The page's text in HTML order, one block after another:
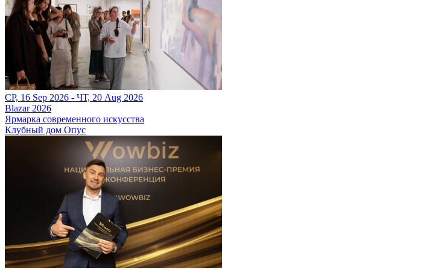
СР, 16 Sep 2026 - ЧТ, 20 Aug 2026
Blazar 2026
Ярмарка современного искусства
Клубный дом Опус